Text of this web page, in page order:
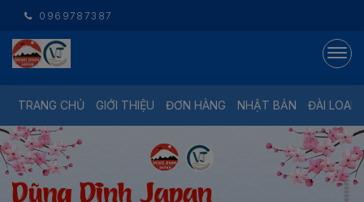
0969787387
TRANG CHỦ GIỚI THIỆU ĐƠN HÀNG NHẬT BẢN ĐÀI LOAN